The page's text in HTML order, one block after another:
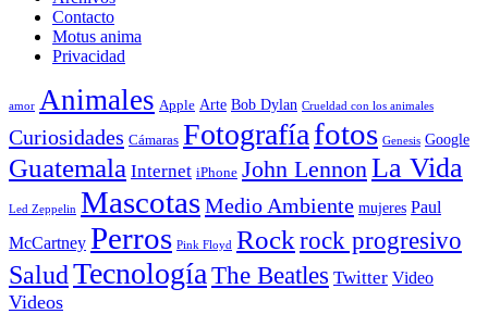
Contacto
Motus anima
Privacidad
amor Animales Apple Arte Bob Dylan Crueldad con los animales
Curiosidades Cámaras Fotografíafotos Genesis Google
Guatemala Internet iPhone John LennonLa Vida
Led Zeppelin MascotasMedio Ambiente mujeres Paul
McCartney Perros Pink Floyd Rock rock progresivo
SaludTecnología The Beatles Twitter Video
Videos